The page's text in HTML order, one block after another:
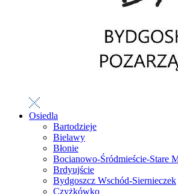
Osiedla
Bartodzieje
Bielawy
Błonie
Bocianowo-Śródmieście-Stare
Brdyujście
Bydgoszcz Wschód-Siernieczek
Czyżkówko